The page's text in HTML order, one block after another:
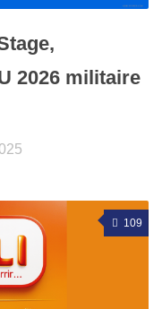
2026 militaire
109